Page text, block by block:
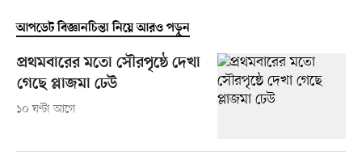
আপডেট বিজ্ঞানচিন্তা নিয়ে আরও পড়ুন
প্রথমবারের মতো সৌরপৃষ্ঠে দেখা
গেছে প্লাজমা ঢেউ
১০ ঘণ্টা আগে